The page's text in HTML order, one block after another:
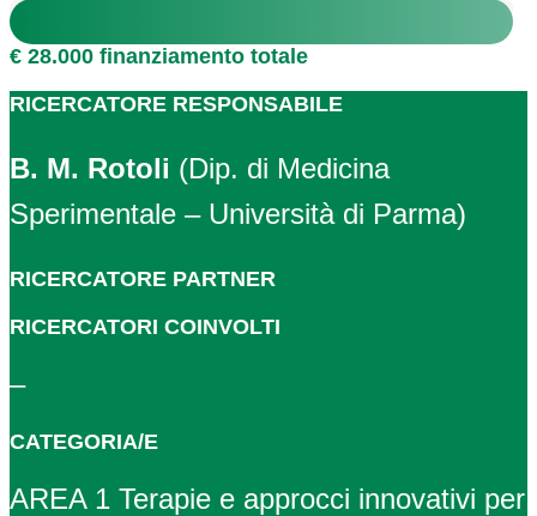
€ 28.000 finanziamento totale
RICERCATORE RESPONSABILE
B. M. Rotoli (Dip. di Medicina
Sperimentale – Università di Parma)
RICERCATORE PARTNER
RICERCATORI COINVOLTI
–
CATEGORIA/E
AREA 1 Terapie e approcci innovativi per